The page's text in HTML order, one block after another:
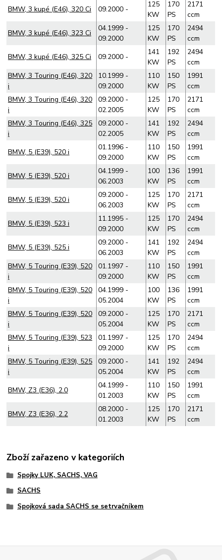
BMW, 3 kupé (E46), 320 Ci 09.2000 -
125
KW
170
PS
2171
ccm
BMW, 3 kupé (E46), 323 Ci
04.1999 -
09.2000
125
KW
170
PS
2494
ccm
BMW, 3 kupé (E46), 325 Ci
09.2000 -
141
KW
192
PS
2494
ccm
BMW, 3 Touring (E46), 320
i
10.1999 -
09.2000
110
KW
150
PS
1991
ccm
BMW, 3 Touring (E46), 320
i
09.2000 -
02.2005
125
KW
170
PS
2171
ccm
BMW, 3 Touring (E46), 325
i
09.2000 -
02.2005
141
KW
192
PS
2494
ccm
BMW, 5 (E39), 520 i
01.1996 -
09.2000
110
KW
150
PS
1991
ccm
BMW, 5 (E39), 520 i
04.1999 -
06.2003
100
KW
136
PS
1991
ccm
BMW, 5 (E39), 520 i
09.2000 -
06.2003
125
KW
170
PS
2171
ccm
BMW, 5 (E39), 523 i
11.1995 -
09.2000
125
KW
170
PS
2494
ccm
BMW, 5 (E39), 525 i
09.2000 -
06.2003
141
KW
192
PS
2494
ccm
BMW, 5 Touring (E39), 520
i
01.1997 -
09.2000
110
KW
150
PS
1991
ccm
BMW, 5 Touring (E39), 520
i
04.1999 -
05.2004
100
KW
136
PS
1991
ccm
BMW, 5 Touring (E39), 520
i
09.2000 -
05.2004
125
KW
170
PS
2171
ccm
BMW, 5 Touring (E39), 523
i
01.1997 -
09.2000
125
KW
170
PS
2494
ccm
BMW, 5 Touring (E39), 525
i
09.2000 -
05.2004
141
KW
192
PS
2494
ccm
BMW, Z3 (E36), 2.0
04.1999 -
01.2003
110
KW
150
PS
1991
ccm
BMW, Z3 (E36), 2.2
08.2000 -
01.2003
125
KW
170
PS
2171
ccm
Zboží zařazeno v kategoriích
Spojky LUK, SACHS, VAG
SACHS
Spojková sada SACHS se setrvačníkem